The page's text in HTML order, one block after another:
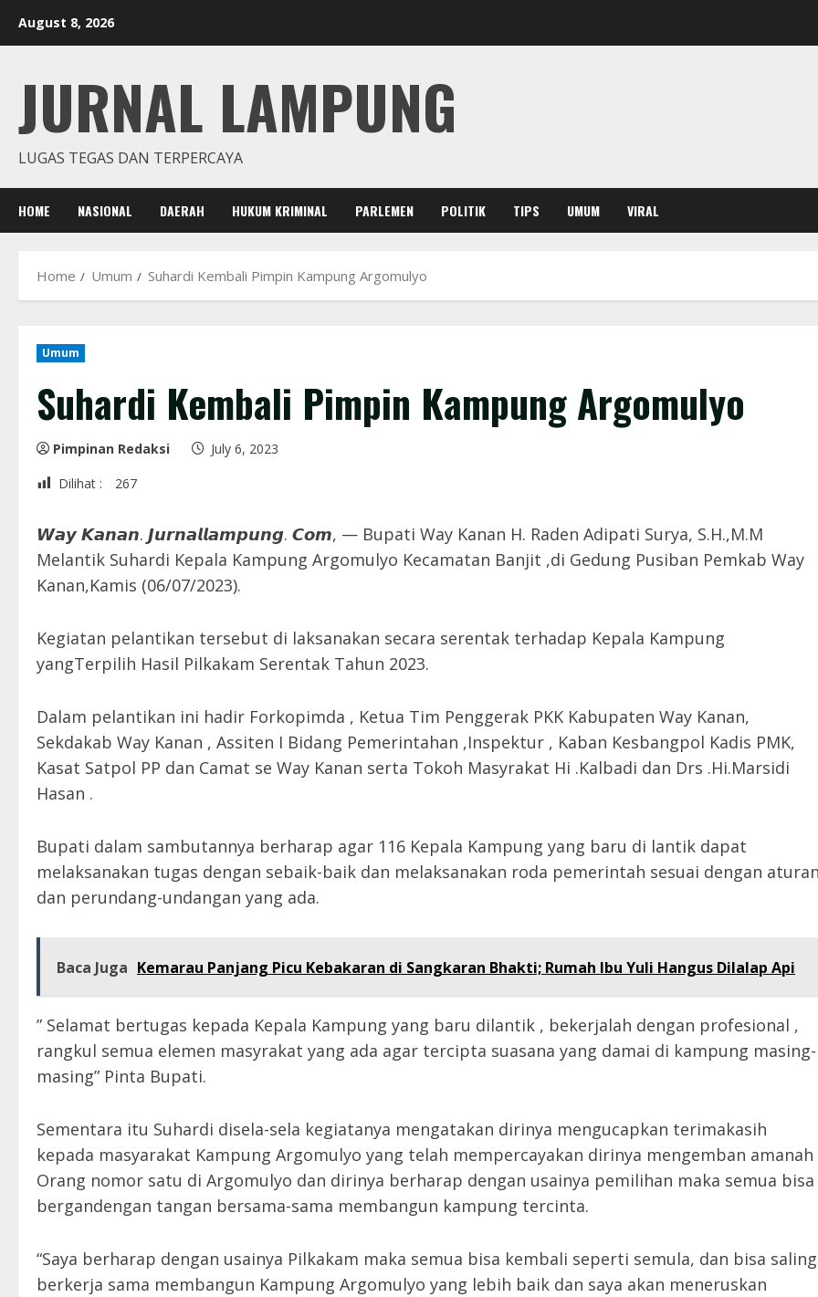
August 8, 2026
JURNAL LAMPUNG
LUGAS TEGAS DAN TERPERCAYA
HOME NASIONAL DAERAH HUKUM KRIMINAL PARLEMEN POLITIK TIPS UMUM VIRAL
Home Umum Suhardi Kembali Pimpin Kampung Argomulyo
Umum
Suhardi Kembali Pimpin Kampung Argomulyo
Pimpinan Redaksi
July 6, 2023
Dilihat :
267
𝙒𝙖𝙮 𝙆𝙖𝙣𝙖𝙣. 𝙅𝙪𝙧𝙣𝙖𝙡𝙡𝙖𝙢𝙥𝙪𝙣𝙜. 𝘾𝙤𝙢, — Bupati Way Kanan H. Raden Adipati Surya, S.H.,M.M
Melantik Suhardi Kepala Kampung Argomulyo Kecamatan Banjit ,di Gedung Pusiban Pemkab Way
Kanan,Kamis (06/07/2023).
Kegiatan pelantikan tersebut di laksanakan secara serentak terhadap Kepala Kampung
yangTerpilih Hasil Pilkakam Serentak Tahun 2023.
Dalam pelantikan ini hadir Forkopimda , Ketua Tim Penggerak PKK Kabupaten Way Kanan,
Sekdakab Way Kanan , Assiten I Bidang Pemerintahan ,Inspektur , Kaban Kesbangpol Kadis PMK,
Kasat Satpol PP dan Camat se Way Kanan serta Tokoh Masyrakat Hi .Kalbadi dan Drs .Hi.Marsidi
Hasan .
Bupati dalam sambutannya berharap agar 116 Kepala Kampung yang baru di lantik dapat
melaksanakan tugas dengan sebaik-baik dan melaksanakan roda pemerintah sesuai dengan aturan
dan perundang-undangan yang ada.
Baca Juga Kemarau Panjang Picu Kebakaran di Sangkaran Bhakti; Rumah Ibu Yuli Hangus Dilalap Api
” Selamat bertugas kepada Kepala Kampung yang baru dilantik , bekerjalah dengan profesional ,
rangkul semua elemen masyrakat yang ada agar tercipta suasana yang damai di kampung masing-
masing” Pinta Bupati.
Sementara itu Suhardi disela-sela kegiatanya mengatakan dirinya mengucapkan terimakasih
kepada masyarakat Kampung Argomulyo yang telah mempercayakan dirinya mengemban amanah
Orang nomor satu di Argomulyo dan dirinya berharap dengan usainya pemilihan maka semua bisa
bergandengan tangan bersama-sama membangun kampung tercinta.
“Saya berharap dengan usainya Pilkakam maka semua bisa kembali seperti semula, dan bisa saling
berkerja sama membangun Kampung Argomulyo yang lebih baik dan saya akan meneruskan